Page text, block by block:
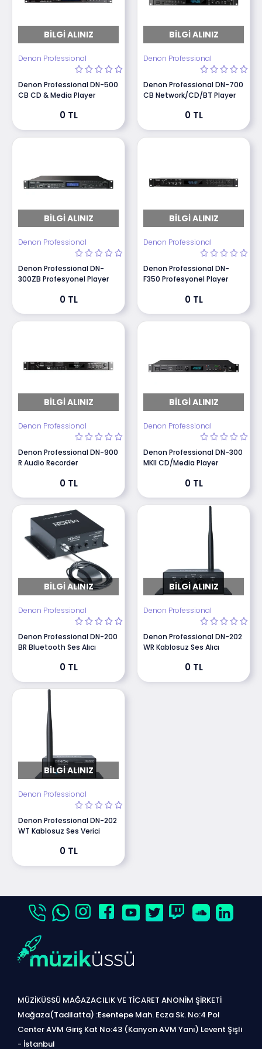
BILGI ALINIZ
Denon Professional
Denon Professional DN-500
CB CD & Media Player
0 TL
BILGI ALINIZ
Denon Professional
Denon Professional DN-700
CB Network/CD/BT Player
0 TL
BILGI ALINIZ
Denon Professional
Denon Professional DN-
300ZB Profesyonel Player
0 TL
BILGI ALINIZ
Denon Professional
Denon Professional DN-
F350 Profesyonel Player
0 TL
BILGI ALINIZ
Denon Professional
Denon Professional DN-900
R Audio Recorder
0 TL
BILGI ALINIZ
Denon Professional
Denon Professional DN-300
MKII CD/Media Player
0 TL
BILGI ALINIZ
Denon Professional
Denon Professional DN-200
BR Bluetooth Ses Alıcı
0 TL
BILGI ALINIZ
Denon Professional
Denon Professional DN-202
WR Kablosuz Ses Alıcı
0 TL
BILGI ALINIZ
Denon Professional
Denon Professional DN-202
WT Kablosuz Ses Verici
0 TL
MÜZİKÜSSÜ MAĞAZACILIK VE TİCARET ANONİM ŞİRKETİ
Mağaza(Tadilatta) :Esentepe Mah. Ecza Sk. No:4 Pol
Center AVM Giriş Kat No:43 (Kanyon AVM Yanı) Levent Şişli
- İstanbul